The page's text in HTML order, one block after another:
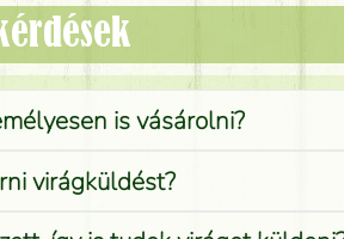
is vásárolni?
virágküldést?